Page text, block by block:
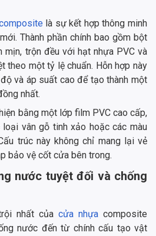
là sự kết hợp thông minh
Thành phần chính bao gồm bột
trộn đều với hạt nhựa PVC và
theo một tỷ lệ chuẩn. Hỗn hợp này
và áp suất cao để tạo thành một
nhất.
bằng một lớp film PVC cao cấp,
vân gỗ tinh xảo hoặc các màu
trúc này không chỉ mang lại vẻ
bảo vệ cốt cửa bên trong.
nước tuyệt đối và chống
nhất của cửa nhựa composite
nước đến từ chính cấu tạo vật